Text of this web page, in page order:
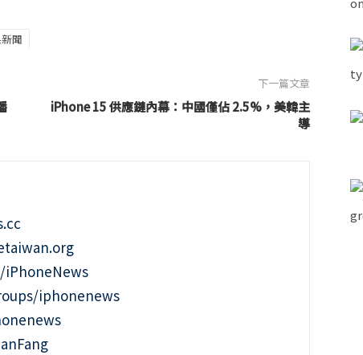
聞
下一篇文章
iPhone 15 供應鏈內幕：中國僅佔 2.5%，美韓主
導
iphonenews